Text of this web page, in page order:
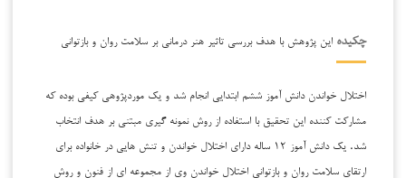
چکیده این پژوهش با هدف بررسی تاثیر هنر درمانی بر سلامت روان و بازتوانی
اختلال خواندن دانش آموز ششم ابتدایی انجام شد و یک موردپژوهی کیفی بوده که
مشارکت کننده این تحقیق با استفاده از روش نمونه گیری مبتنی بر هدف انتخاب
شد. یک دانش آموز ۱۲ ساله دارای اختلال خواندن و تنش هایی در خانواده برای
ارتقای سلامت روان و بازتوانی اختلال خواندن وی از مجموعه ای از فنون و روش